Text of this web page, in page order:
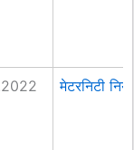
मेटरनिटी